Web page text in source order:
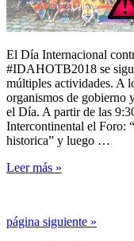
El Día Internacional
#IDAHOTB2018 se
múltiples actividades. A
organismos de gobierno
el Día. A partir de las
Intercontinental el Foro:
historica” y luego …
Leer más »
página siguiente »